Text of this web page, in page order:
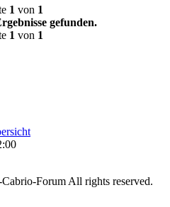
1 von 1
gefunden.
1 von 1
Forum All rights reserved.